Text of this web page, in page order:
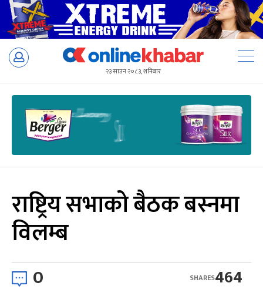
Skip
२३ साउन २०८३, शनिबार
राष्ट्रिय सभाको बैठक बस्नमा
विलम्ब
0 464
SHARES